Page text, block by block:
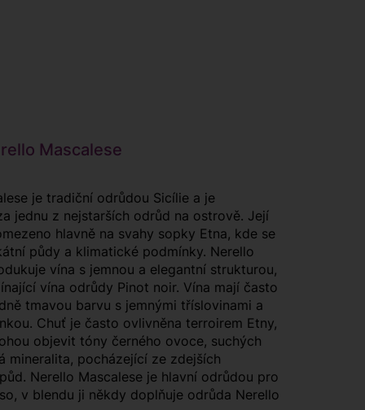
Mascalese
je tradiční odrůdou Sicílie a je
jednu z nejstarších odrůd na ostrově. Její
hlavně na svahy sopky Etna, kde se
půdy a klimatické podmínky. Nerello
vína s jemnou a elegantní strukturou,
vína odrůdy Pinot noir. Vína mají často
tmavou barvu s jemnými tříslovinami a
Chuť je často ovlivněna terroirem Etny,
objevit tóny černého ovoce, suchých
mineralita, pocházející ze zdejších
Nerello Mascalese je hlavní odrůdou pro
v blendu ji někdy doplňuje odrůda Nerello